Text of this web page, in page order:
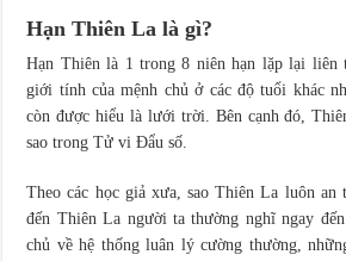
Hạn Thiên La là gì?
Hạn Thiên là 1 trong 8 niên hạn lặp lại liên
giới tính của mệnh chủ ở các độ tuổi khác
còn được hiểu là lưới trời. Bên cạnh đó,
sao trong Tử vi Đẩu số.
Theo các học giả xưa, sao Thiên La luôn an
đến Thiên La người ta thường nghĩ ngay
chủ về hệ thống luân lý cường thường,